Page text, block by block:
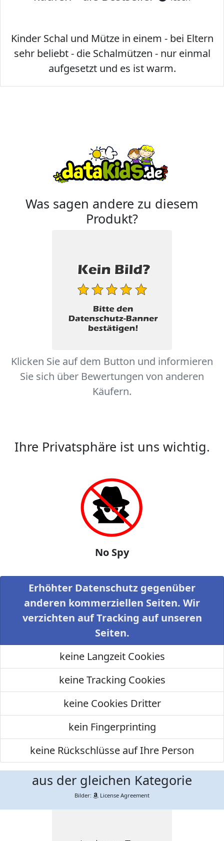
Kinder Schal und Mütze in einem - bei Eltern
sehr beliebt - die Schalmützen - nur einmal
aufgesetzt und es ist warm.
Was sagen andere zu diesem
Produkt?
Klicken Sie auf dem Button und informieren
Sie sich über Bewertungen von anderen
Käufern.
Ihre Privatsphäre ist uns wichtig.
No Spy
Erhöhter Datenschutz gegenüber
anderen kommerziellen Seiten. Wir
verzichten auf Tracking auf unseren
Seiten.
keine Langzeit Cookies
keine Tracking Cookies
keine Cookies Dritter
kein Fingerprinting
keine Rückschlüsse auf Ihre Person
aus der gleichen Kategorie
Bilder: License Agreement